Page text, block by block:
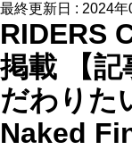
最終更新日 : 2024年
RIDERS
掲載 【記
だわりた
Naked